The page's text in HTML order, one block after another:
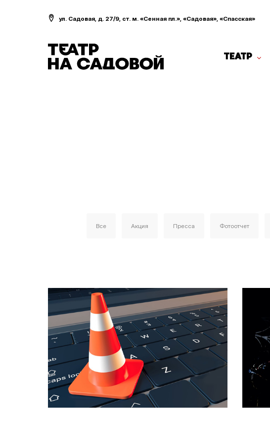
ул. Садовая, д. 27/9, ст. м. «Сенная пл.», «Садовая», «Спасская»
ТЕАТР
Все Акция Пресса Фотоотчет